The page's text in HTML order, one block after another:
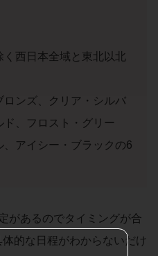
く西日本全域と東北以北
ロンズ、クリア・シルバ
、フロスト・グリー
、アイシー・ブラックの6
があるのでタイミングが合
的な日程がわからないだけ